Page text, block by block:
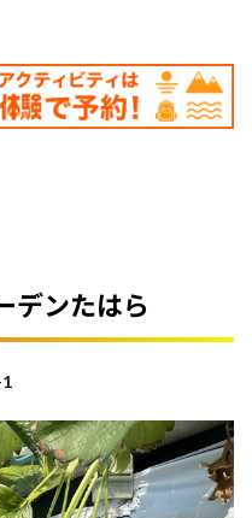
デンたはら